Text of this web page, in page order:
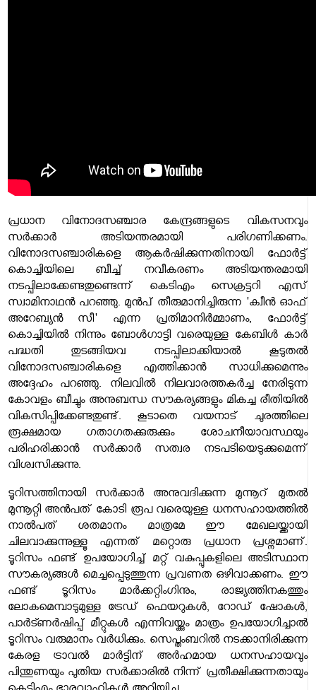
പ്രധാന വിനോദസഞ്ചാര കേന്ദ്രങ്ങളുടെ വികസനവും
സർക്കാർ അടിയന്തരമായി പരിഗണിക്കണം.
വിനോദസഞ്ചാരികളെ ആകർഷിക്കുന്നതിനായി ഫോർട്ട്
കൊച്ചിയിലെ ബീച്ച് നവീകരണം അടിയന്തരമായി
നടപ്പിലാക്കേണ്ടതുണ്ടെന്ന് കെടിഎം സെക്രട്ടറി എസ്
സ്വാമിനാഥന്‍ പറഞ്ഞു. മുൻപ് തീരുമാനിച്ചിരുന്ന 'ക്വീൻ ഓഫ്
അറേബ്യൻ സീ' എന്ന പ്രതിമാനിർമ്മാണം, ഫോർട്ട്
കൊച്ചിയിൽ നിന്നും ബോൾഗാട്ടി വരെയുള്ള കേബിള്‍ കാര്‍
പദ്ധതി തുടങ്ങിയവ നടപ്പിലാക്കിയാൽ കൂടുതൽ
വിനോദസഞ്ചാരികളെ എത്തിക്കാൻ സാധിക്കുമെന്നും
അദ്ദേഹം പറഞ്ഞു. നിലവില്‍ നിലവാരത്തകര്‍ച്ച നേരിടുന്ന
കോവളം ബീച്ചും അനുബന്ധ സൗകര്യങ്ങളും മികച്ച രീതിയില്‍
വികസിപ്പിക്കേണ്ടതുണ്ട്. കൂടാതെ വയനാട് ചുരത്തിലെ
രൂക്ഷമായ ഗതാഗതക്കുരുക്കും ശോചനീയാവസ്ഥയും
പരിഹരിക്കാൻ സർക്കാർ സത്വര നടപടിയെടുക്കുമെന്ന്
വിശ്വസിക്കുന്നു.
ടൂറിസത്തിനായി സർക്കാർ അനുവദിക്കുന്ന മുന്നൂറ് മുതൽ
മുന്നൂറ്റി അൻപത് കോടി രൂപ വരെയുള്ള ധനസഹായത്തില്‍
നാൽപത് ശതമാനം മാത്രമേ ഈ മേഖലയ്ക്കായി
ചിലവാക്കുന്നുള്ളൂ എന്നത് മറ്റൊരു പ്രധാന പ്രശ്നമാണ്.
ടൂറിസം ഫണ്ട് ഉപയോഗിച്ച് മറ്റ് വകുപ്പുകളിലെ അടിസ്ഥാന
സൗകര്യങ്ങള്‍ മെച്ചപ്പെടുത്തുന്ന പ്രവണത ഒഴിവാക്കണം. ഈ
ഫണ്ട് ടൂറിസം മാർക്കറ്റിംഗിനും, രാജ്യത്തിനകത്തും
ലോകമെമ്പാടുമുള്ള ട്രേഡ് ഫെയറുകൾ, റോഡ് ഷോകൾ,
പാർട്ണർഷിപ്പ് മീറ്റുകൾ എന്നിവയ്ക്കും മാത്രം ഉപയോഗിച്ചാല്‍
ടൂറിസം വരുമാനം വര്‍ധിക്കും. സെപ്തംബറില്‍ നടക്കാനിരിക്കുന്ന
കേരള ട്രാവല്‍ മാര്‍ട്ടിന് അര്‍ഹമായ ധനസഹായവും
പിന്തുണയും പുതിയ സര്‍ക്കാരില്‍ നിന്ന് പ്രതീക്ഷിക്കുന്നതായും